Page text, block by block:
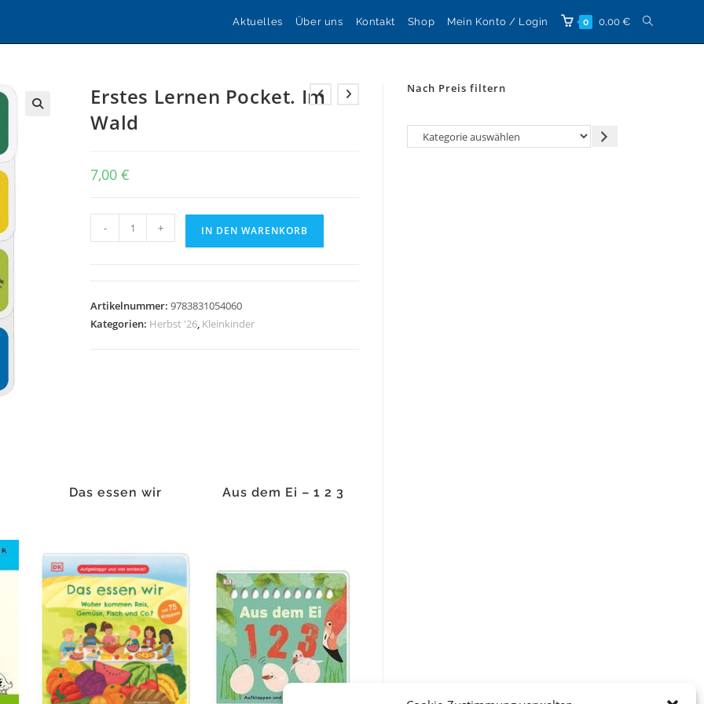
Aktuelles Über uns Kontakt Shop Mein Konto / Login 0 0,00 € Website-
Erstes Lernen Pocket. Im
Wald
7,00€
Lernen
Wald
Menge
- + IN DEN WARENKORB
Artikelnummer:9783831054060
Kategorien: Herbst '26, Kleinkinder
Das essen wir Aus dem Ei – 1 2 3
Nach Preis filtern
Kategorie